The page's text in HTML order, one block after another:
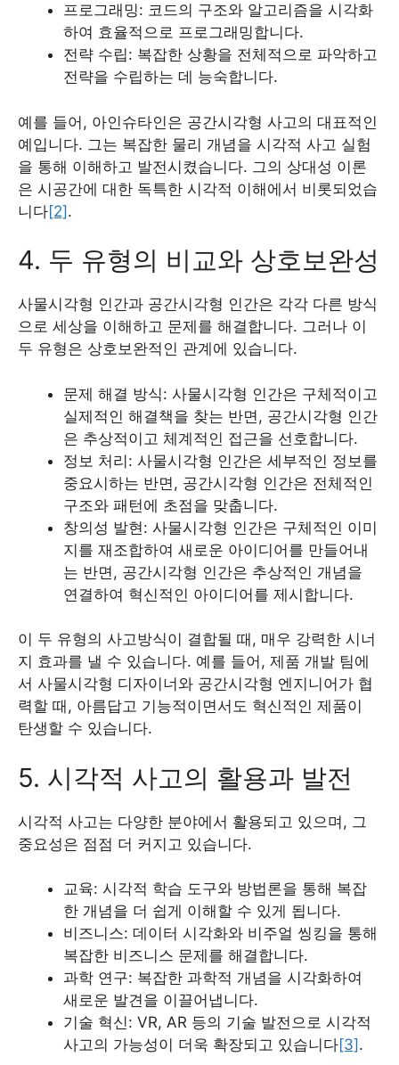
프로그래밍: 코드의 구조와 알고리즘을 시각화
하여 효율적으로 프로그래밍합니다.
전략 수립: 복잡한 상황을 전체적으로 파악하고
전략을 수립하는 데 능숙합니다.
예를 들어, 아인슈타인은 공간시각형 사고의 대표적인
예입니다. 그는 복잡한 물리 개념을 시각적 사고 실험
을 통해 이해하고 발전시켰습니다. 그의 상대성 이론
은 시공간에 대한 독특한 시각적 이해에서 비롯되었습
니다[2].
4. 두 유형의 비교와 상호보완성
사물시각형 인간과 공간시각형 인간은 각각 다른 방식
으로 세상을 이해하고 문제를 해결합니다. 그러나 이
두 유형은 상호보완적인 관계에 있습니다.
문제 해결 방식: 사물시각형 인간은 구체적이고
실제적인 해결책을 찾는 반면, 공간시각형 인간
은 추상적이고 체계적인 접근을 선호합니다.
정보 처리: 사물시각형 인간은 세부적인 정보를
중요시하는 반면, 공간시각형 인간은 전체적인
구조와 패턴에 초점을 맞춥니다.
창의성 발현: 사물시각형 인간은 구체적인 이미
지를 재조합하여 새로운 아이디어를 만들어내
는 반면, 공간시각형 인간은 추상적인 개념을
연결하여 혁신적인 아이디어를 제시합니다.
이 두 유형의 사고방식이 결합될 때, 매우 강력한 시너
지 효과를 낼 수 있습니다. 예를 들어, 제품 개발 팀에
서 사물시각형 디자이너와 공간시각형 엔지니어가 협
력할 때, 아름답고 기능적이면서도 혁신적인 제품이
탄생할 수 있습니다.
5. 시각적 사고의 활용과 발전
시각적 사고는 다양한 분야에서 활용되고 있으며, 그
중요성은 점점 더 커지고 있습니다.
교육: 시각적 학습 도구와 방법론을 통해 복잡
한 개념을 더 쉽게 이해할 수 있게 됩니다.
비즈니스: 데이터 시각화와 비주얼 씽킹을 통해
복잡한 비즈니스 문제를 해결합니다.
과학 연구: 복잡한 과학적 개념을 시각화하여
새로운 발견을 이끌어냅니다.
기술 혁신: VR, AR 등의 기술 발전으로 시각적
사고의 가능성이 더욱 확장되고 있습니다[3] .